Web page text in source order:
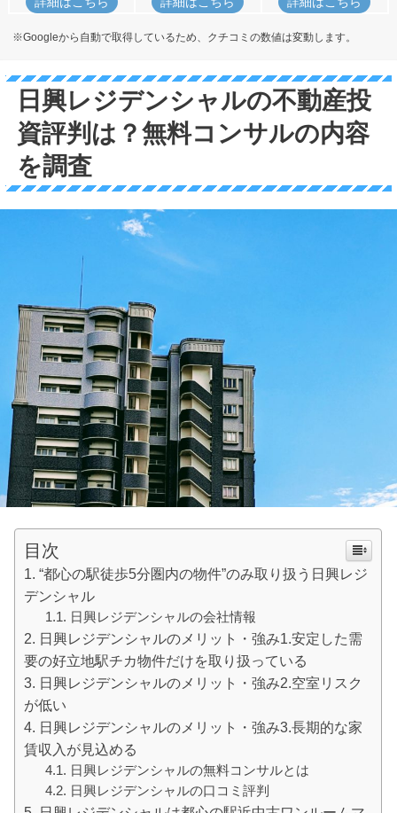
※Googleから自動で取得しているため、クチコミの数値は変動します。
日興レジデンシャルの不動産投
資評判は？無料コンサルの内容
を調査
目次
“都心の駅徒歩5分圏内の物件”のみ取り扱う日興レジ
デンシャル
日興レジデンシャルの会社情報
日興レジデンシャルのメリット・強み1.安定した需
要の好立地駅チカ物件だけを取り扱っている
日興レジデンシャルのメリット・強み2.空室リスク
が低い
日興レジデンシャルのメリット・強み3.長期的な家
賃収入が見込める
日興レジデンシャルの無料コンサルとは
日興レジデンシャルの口コミ評判